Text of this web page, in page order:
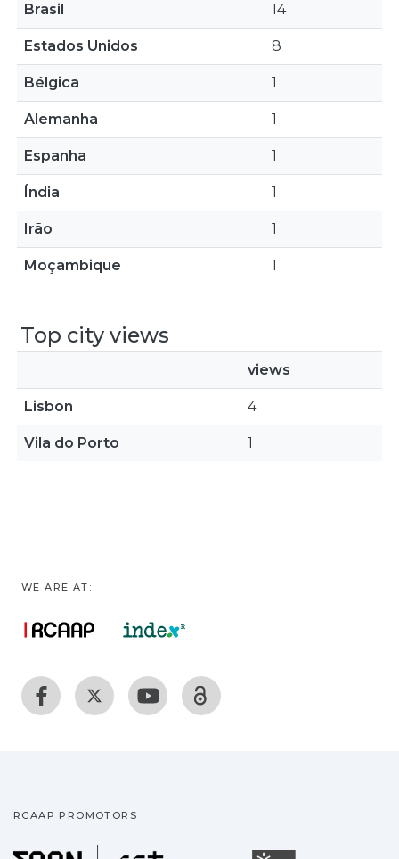
Brasil 14
Estados Unidos 8
Bélgica 1
Alemanha 1
Espanha 1
Índia 1
Irão 1
Moçambique 1
Top city views
views
Lisbon 4
Vila do Porto 1
WE ARE AT:
RCAAP PROMOTORS
Fundação para a